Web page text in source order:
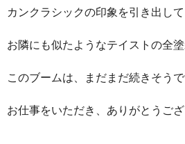
カンクラシックの印象を引き出して
お隣にも似たようなテイストの全
このブームは、まだまだ続きそうで
お仕事をいただき、ありがとうござ